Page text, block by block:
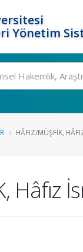
Yönetim
HÂFIZ/MÜŞFİK,
Hâfız